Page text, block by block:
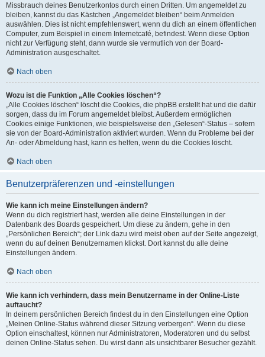
Missbrauch deines Benutzerkontos durch einen Dritten. Um angemeldet zu
bleiben, kannst du das Kästchen „Angemeldet bleiben“ beim Anmelden
auswählen. Dies ist nicht empfehlenswert, wenn du dich an einem öffentlichen
Computer, zum Beispiel in einem Internetcafé, befindest. Wenn diese Option
nicht zur Verfügung steht, dann wurde sie vermutlich von der Board-
Administration ausgeschaltet.
Nach oben
Wozu ist die Funktion „Alle Cookies löschen“?
„Alle Cookies löschen“ löscht die Cookies, die phpBB erstellt hat und die dafür
sorgen, dass du im Forum angemeldet bleibst. Außerdem ermöglichen
Cookies einige Funktionen, wie beispielsweise den „Gelesen“-Status – sofern
sie von der Board-Administration aktiviert wurden. Wenn du Probleme bei der
An- oder Abmeldung hast, kann es helfen, wenn du die Cookies löscht.
Nach oben
Benutzerpräferenzen und -einstellungen
Wie kann ich meine Einstellungen ändern?
Wenn du dich registriert hast, werden alle deine Einstellungen in der
Datenbank des Boards gespeichert. Um diese zu ändern, gehe in den
„Persönlichen Bereich“; der Link dazu wird meist oben auf der Seite angezeigt,
wenn du auf deinen Benutzernamen klickst. Dort kannst du alle deine
Einstellungen ändern.
Nach oben
Wie kann ich verhindern, dass mein Benutzername in der Online-Liste
auftaucht?
In deinem persönlichen Bereich findest du in den Einstellungen eine Option
„Meinen Online-Status während dieser Sitzung verbergen“. Wenn du diese
Option einschaltest, können nur Administratoren, Moderatoren und du selbst
deinen Online-Status sehen. Du wirst dann als unsichtbarer Besucher gezählt.